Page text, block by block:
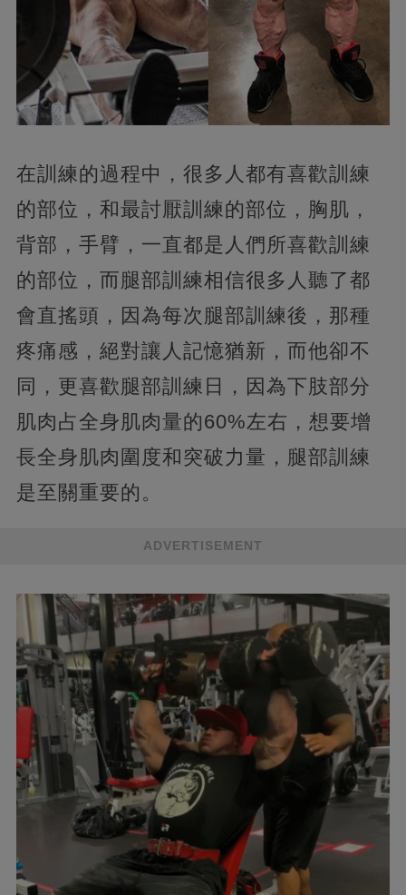
在訓練的過程中，很多人都有喜歡訓練
的部位，和最討厭訓練的部位，胸肌，
背部，手臂，一直都是人們所喜歡訓練
的部位，而腿部訓練相信很多人聽了都
會直搖頭，因為每次腿部訓練後，那種
疼痛感，絕對讓人記憶猶新，而他卻不
同，更喜歡腿部訓練日，因為下肢部分
肌肉占全身肌肉量的60%左右，想要增
長全身肌肉圍度和突破力量，腿部訓練
是至關重要的。
ADVERTISEMENT